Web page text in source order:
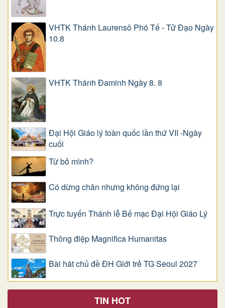
VHTK Thánh Laurensô Phó Tế - Tử Đạo Ngày
10.8
VHTK Thánh Đaminh Ngày 8. 8
Đại Hội Giáo lý toàn quốc lần thứ VII -Ngày
cuối
Từ bỏ mình?
Có dừng chân nhưng không đứng lại
Trực tuyến Thánh lễ Bế mạc Đại Hội Giáo Lý
Thông điệp Magnifica Humanitas
Bài hát chủ đề ĐH Giới trẻ TG Seoul 2027
TIN HOT